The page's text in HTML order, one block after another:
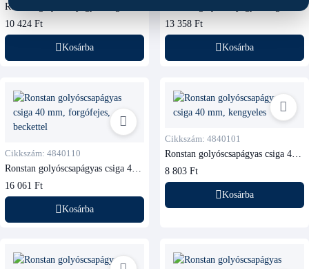
Ronstan golyóscsapágyas csiga 30
mm, forgófejes
10 424 Ft
Kosárba
mm, beckettel
13 358 Ft
Kosárba
Cikkszám: 4840110
Ronstan golyóscsapágyas csiga 40
mm, forgófejes, beckettel
16 061 Ft
Kosárba
Cikkszám: 4840101
Ronstan golyóscsapágyas csiga 40
mm, kengyeles
8 803 Ft
Kosárba